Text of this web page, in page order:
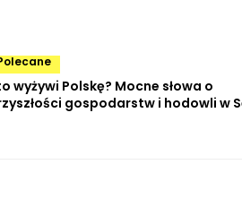
wyżywi Polskę? Mocne słowa o
gospodarstw i hodowli w